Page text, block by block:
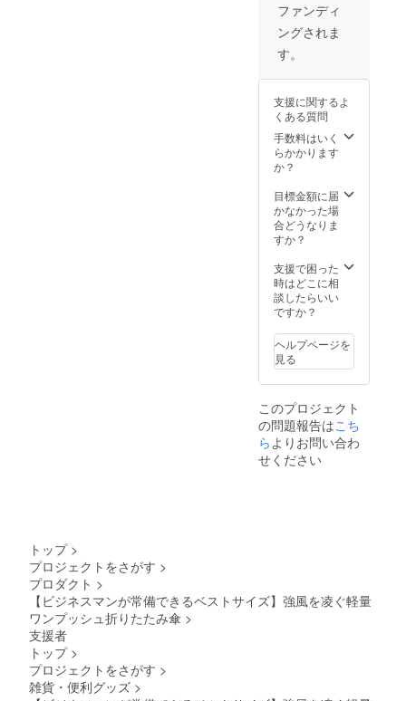
ファンディ
ングされま
す。
支援に関するよ
くある質問
手数料はいく
らかかります
か？
目標金額に届
かなかった場
合どうなりま
すか？
支援で困った
時はどこに相
談したらいい
ですか？
ヘルプページを
見る
このプロジェクト
の問題報告はこち
らよりお問い合わ
せください
トップ >
プロジェクトをさがす >
プロダクト >
【ビジネスマンが常備できるベストサイズ】強風を凌ぐ軽量
ワンプッシュ折りたたみ傘 >
支援者
トップ >
プロジェクトをさがす >
雑貨・便利グッズ >